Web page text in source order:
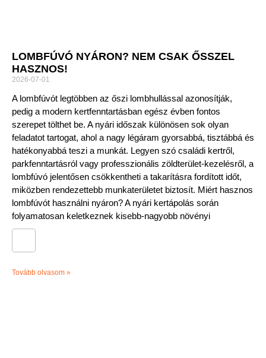
LOMBFÚVÓ NYÁRON? NEM CSAK ŐSSZEL
HASZNOS!
2026-07-01
A lombfúvót legtöbben az őszi lombhullással azonosítják,
pedig a modern kertfenntartásban egész évben fontos
szerepet tölthet be. A nyári időszak különösen sok olyan
feladatot tartogat, ahol a nagy légáram gyorsabbá, tisztábbá és
hatékonyabbá teszi a munkát. Legyen szó családi kertről,
parkfenntartásról vagy professzionális zöldterület-kezelésről, a
lombfúvó jelentősen csökkentheti a takarításra fordított időt,
miközben rendezettebb munkaterületet biztosít. Miért hasznos
lombfúvót használni nyáron? A nyári kertápolás során
folyamatosan keletkeznek kisebb-nagyobb növényi
Tovább olvasom »